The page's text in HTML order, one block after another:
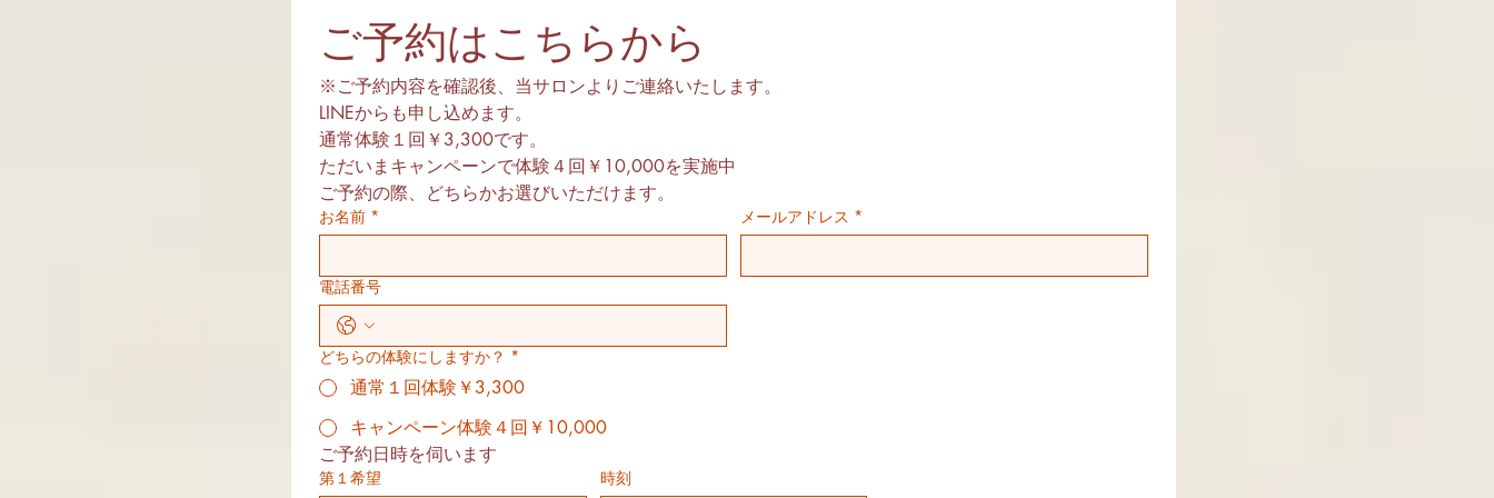
完全予約制・完全個室のプライベ
ート空間 Opotyは女性専用・完
全予約制・完全個室のパーソナル
サロンです。加圧トレーニングと
DENBA HEALTHを組
ご予約はこちらから
※ご予約内容を確認後、当サロンよりご連絡いたします。
LINEからも申し込めます。
通常体験１回￥3,300です。
ただいまキャンペーンで体験４回￥10,000を実施中
ご予約の際、どちらかお選びいただけます。
お名前 * メールアドレス *
電話番号
どちらの体験にしますか？ *
通常１回体験￥3,300
キャンペーン体験４回￥10,000
ご予約日時を伺います
第１希望 時刻